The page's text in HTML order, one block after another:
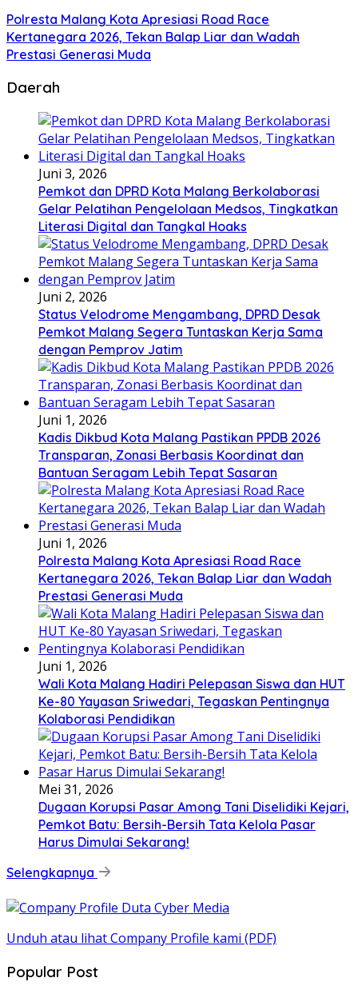
Polresta Malang Kota Apresiasi Road Race
Kertanegara 2026, Tekan Balap Liar dan Wadah
Prestasi Generasi Muda
Daerah
Juni 3, 2026
Pemkot dan DPRD Kota Malang Berkolaborasi
Gelar Pelatihan Pengelolaan Medsos, Tingkatkan
Literasi Digital dan Tangkal Hoaks
Juni 2, 2026
Status Velodrome Mengambang, DPRD Desak
Pemkot Malang Segera Tuntaskan Kerja Sama
dengan Pemprov Jatim
Juni 1, 2026
Kadis Dikbud Kota Malang Pastikan PPDB 2026
Transparan, Zonasi Berbasis Koordinat dan
Bantuan Seragam Lebih Tepat Sasaran
Juni 1, 2026
Polresta Malang Kota Apresiasi Road Race
Kertanegara 2026, Tekan Balap Liar dan Wadah
Prestasi Generasi Muda
Juni 1, 2026
Wali Kota Malang Hadiri Pelepasan Siswa dan HUT
Ke-80 Yayasan Sriwedari, Tegaskan Pentingnya
Kolaborasi Pendidikan
Mei 31, 2026
Dugaan Korupsi Pasar Among Tani Diselidiki Kejari,
Pemkot Batu: Bersih-Bersih Tata Kelola Pasar
Harus Dimulai Sekarang!
Selengkapnya
Unduh atau lihat Company Profile kami (PDF)
Popular Post